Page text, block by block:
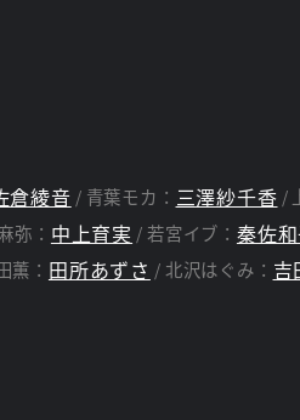
倉綾音 青葉モカ： 三澤紗千香
弥： 中上育実 若宮イブ： 秦佐
薫： 田所あずさ 北沢はぐみ： 吉